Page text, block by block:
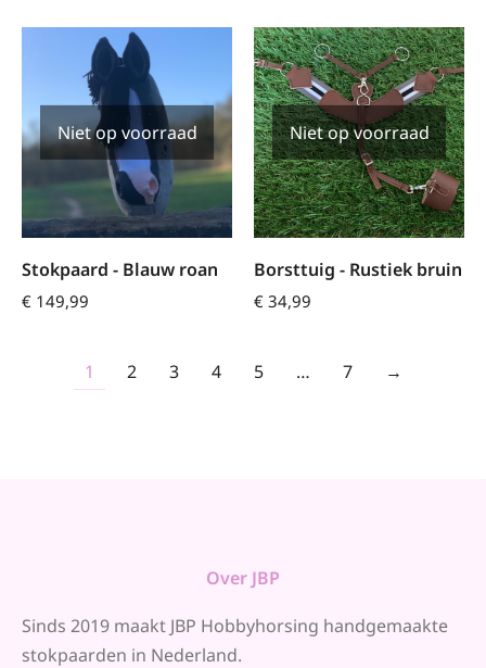
Niet op voorraad
Stokpaard - Blauw roan
€ 149,99
Niet op voorraad
Borsttuig - Rustiek bruin
€ 34,99
1 2 3 4 5 … 7 →
Over JBP
Sinds 2019 maakt JBP Hobbyhorsing handgemaakte
stokpaarden in Nederland.